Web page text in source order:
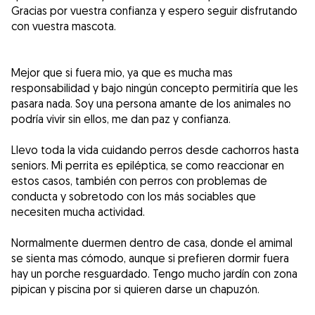
Gracias por vuestra confianza y espero seguir disfrutando
con vuestra mascota.
Mejor que si fuera mio, ya que es mucha mas
responsabilidad y bajo ningún concepto permitiría que les
pasara nada. Soy una persona amante de los animales no
podría vivir sin ellos, me dan paz y confianza.
Llevo toda la vida cuidando perros desde cachorros hasta
seniors. Mi perrita es epiléptica, se como reaccionar en
estos casos, también con perros con problemas de
conducta y sobretodo con los más sociables que
necesiten mucha actividad.
Normalmente duermen dentro de casa, donde el amimal
se sienta mas cómodo, aunque si prefieren dormir fuera
hay un porche resguardado. Tengo mucho jardín con zona
pipican y piscina por si quieren darse un chapuzón.